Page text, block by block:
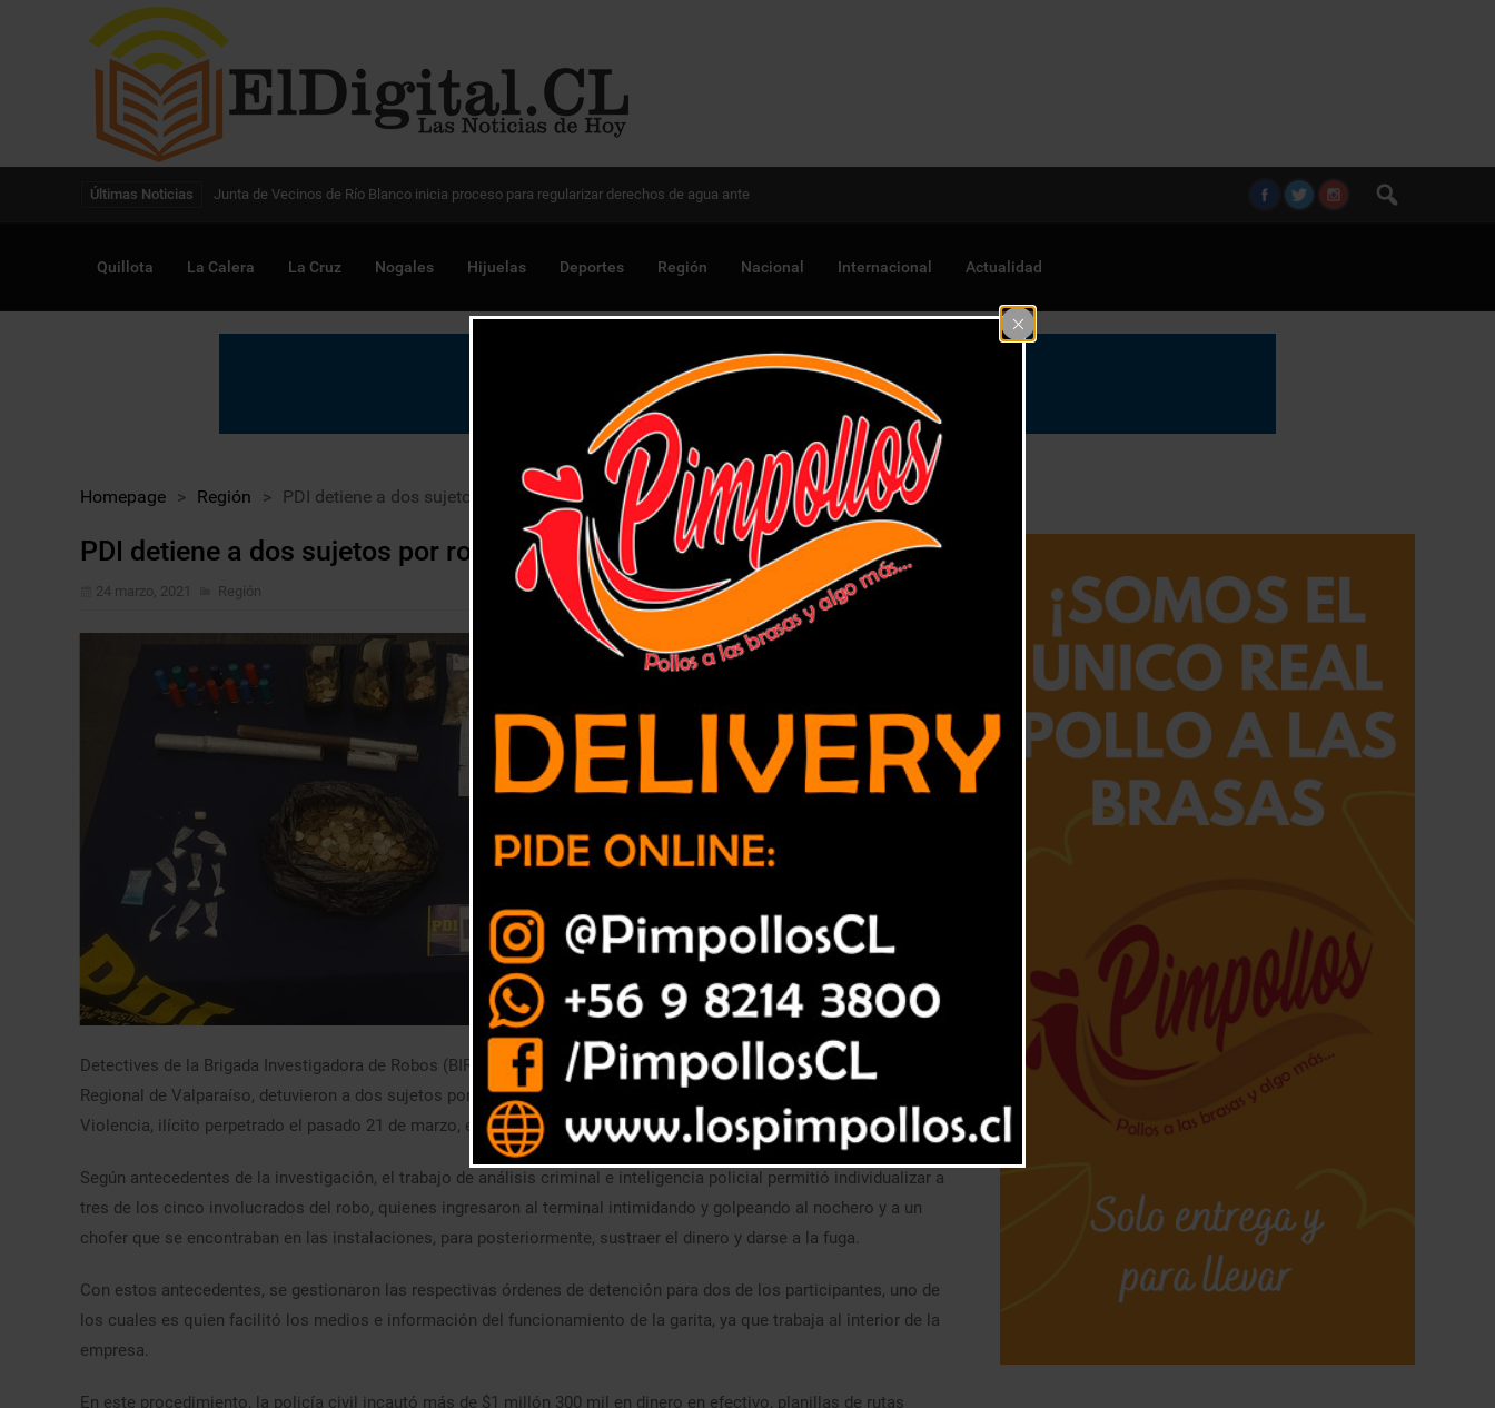
Últimas Noticias Digitalización de la gestión pública avanza en Chile para optimizar proyectos
Quillota La Calera La Cruz Nogales Hijuelas Deportes Región Nacional Internacional Actualidad
Homepage > Región > PDI detiene a dos sujetos por robo a garita de buses en Rodelillo
PDI detiene a dos sujetos por robo a garita de buses en Rodelillo
24 marzo, 2021 Región
Detectives de la Brigada Investigadora de Robos (BIRO) Valparaíso, en un trabajo conjunto con la SACFI de la Fiscalía
Regional de Valparaíso, detuvieron a dos sujetos por su responsabilidad en el Delito de Robo con Intimidación y
Violencia, ilícito perpetrado el pasado 21 de marzo, en una garita de buses del sector de Rodelillo.
Según antecedentes de la investigación, el trabajo de análisis criminal e inteligencia policial permitió individualizar a
tres de los cinco involucrados del robo, quienes ingresaron al terminal intimidando y golpeando al nochero y a un
chofer que se encontraban en las instalaciones, para posteriormente, sustraer el dinero y darse a la fuga.
Con estos antecedentes, se gestionaron las respectivas órdenes de detención para dos de los participantes, uno de
los cuales es quien facilitó los medios e información del funcionamiento de la garita, ya que trabaja al interior de la
empresa.
En este procedimiento, la policía civil incautó más de $1 millón 300 mil en dinero en efectivo, planillas de rutas